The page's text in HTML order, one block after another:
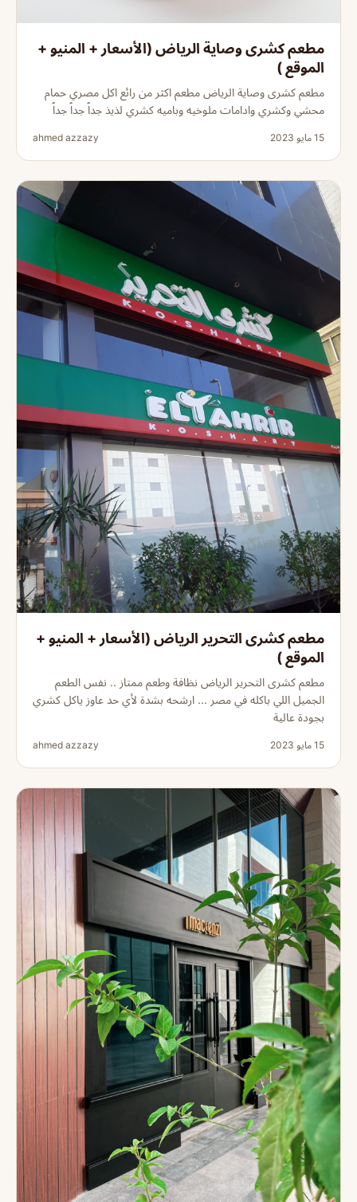
مطعم كشرى وصاية الرياض (الأسعار + المنيو +
الموقع )
مطعم كشرى وصاية الرياض مطعم اكثر من رائع اكل مصري حمام
محشي وكشري وادامات ملوخيه وباميه كشري لذيذ جداً جداً جداً
15 مايو 2023 ahmed azzazy
مطعم كشرى التحرير الرياض (الأسعار + المنيو +
الموقع )
مطعم كشرى التحرير الرياض نظافة وطعم ممتاز .. نفس الطعم
الجميل اللي باكله في مصر ... ارشحه بشدة لأي حد عاوز ياكل كشري
بجودة عالية
15 مايو 2023 ahmed azzazy